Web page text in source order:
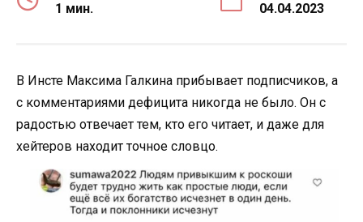
1 мин. 04.04.2023
В Инсте Максима Галкина прибывает подписчиков, а
с комментариями дефицита никогда не было. Он с
радостью отвечает тем, кто его читает, и даже для
хейтеров находит точное словцо.